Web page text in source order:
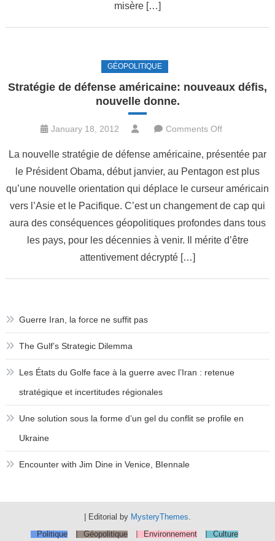
misère […]
GÉOPOLITIQUE
Stratégie de défense américaine: nouveaux défis,
nouvelle donne.
January 18, 2012 Comments Offon
de
défense
américaine:
nouveaux
défis,
nouvelle
La nouvelle stratégie de défense américaine, présentée par
le Président Obama, début janvier, au Pentagon est plus
qu’une nouvelle orientation qui déplace le curseur américain
vers l’Asie et le Pacifique. C’est un changement de cap qui
aura des conséquences géopolitiques profondes dans tous
les pays, pour les décennies à venir. Il mérite d’être
attentivement décrypté […]
Guerre Iran, la force ne suffit pas
The Gulf’s Strategic Dilemma
Les États du Golfe face à la guerre avec l’Iran : retenue
stratégique et incertitudes régionales
Une solution sous la forme d’un gel du conflit se profile en
Ukraine
Encounter with Jim Dine in Venice, BIennale
Editorial by MysteryThemes.
Politique
Géopolitique Environnement Culture